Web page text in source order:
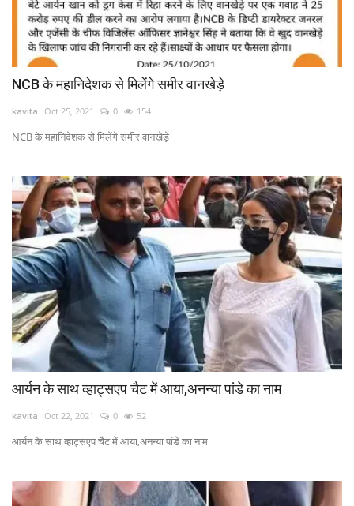
NCB के महानिदेशक से मिलेंगे समीर वानखेड़े
kavita Oct 25, 2021 0 154
NCB के महानिदेशक से मिलेंगे समीर वानखेड़े
आर्यन के साथ व्हाट्सएप चैट में आया,अनन्या पांडे का नाम
kavita Oct 22, 2021 0 52
आर्यन के साथ व्हाट्सएप चैट में आया,अनन्या पांडे का नाम